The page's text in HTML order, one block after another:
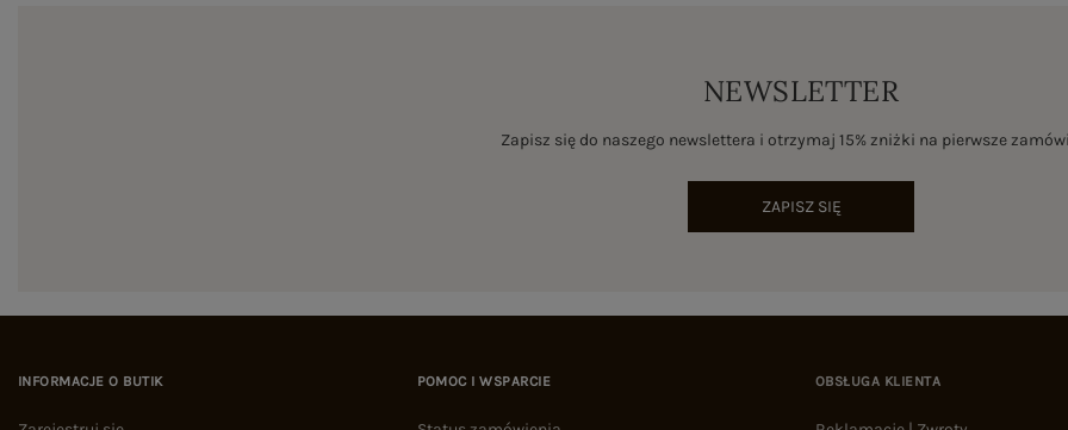
NEWSLETTER
Zapisz się do naszego newslettera i otrzymaj 15% zniżki na pierwsze
ZAPISZ SIĘ
INFORMACJE O BUTIK POMOC I WSPARCIE OBSŁUGA KLIENTA